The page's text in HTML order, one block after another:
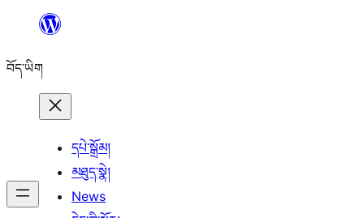
content
བོད་ཡིག
དཔེ་སྒྲོམ།
མཐུད་སྣེ།
News